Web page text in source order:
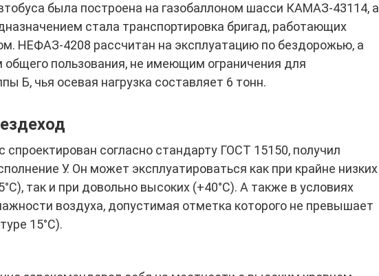
была построена на газобаллоном шасси КАМАЗ-43114, а
стала транспортировка бригад, работающих
НЕФАЗ-4208 рассчитан на эксплуатацию по бездорожью, а
общего пользования, не имеющим ограничения для
Б, чья осевая нагрузка составляет 6 тонн.
спроектирован согласно стандарту ГОСТ 15150, получил
У. Он может эксплуатироваться как при крайне низких
так и при довольно высоких (+40°С). А также в условиях
воздуха, допустимая отметка которого не превышает
15°С).